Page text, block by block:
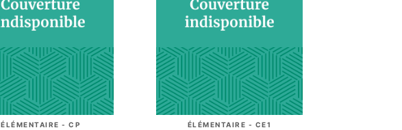
ÉLÉMENTAIRE - CP ÉLÉMENTAIRE - CE1